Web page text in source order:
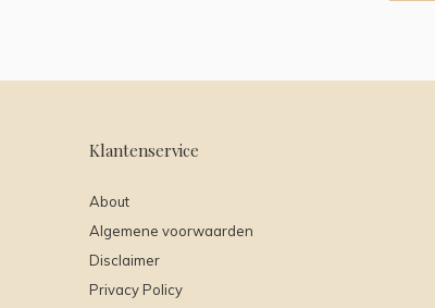
Klantenservice
About
Algemene voorwaarden
Disclaimer
Privacy Policy